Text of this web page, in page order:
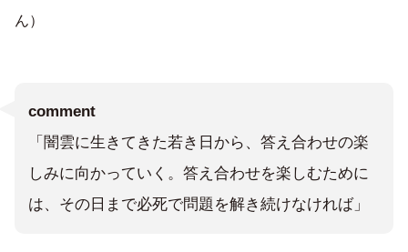
ん）
comment
「闇雲に生きてきた若き日から、答え合わせの楽
しみに向かっていく。答え合わせを楽しむために
は、その日まで必死で問題を解き続けなければ」